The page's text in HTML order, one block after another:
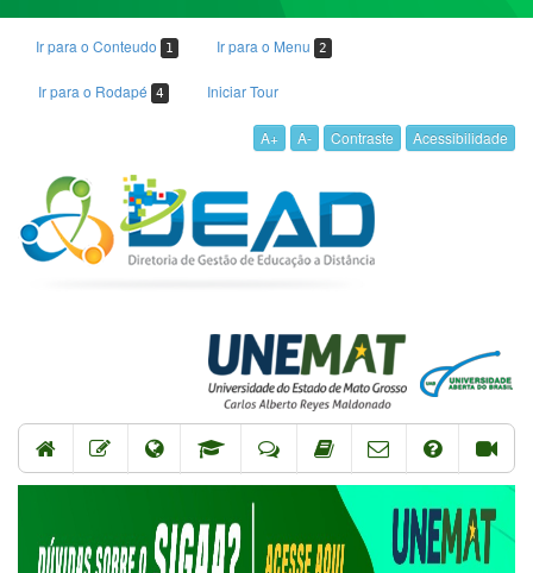
Ir para o Conteudo 1 Ir para o Menu 2
Ir para o Rodapé 4 Iniciar Tour
A+ A- Contraste Acessibilidade